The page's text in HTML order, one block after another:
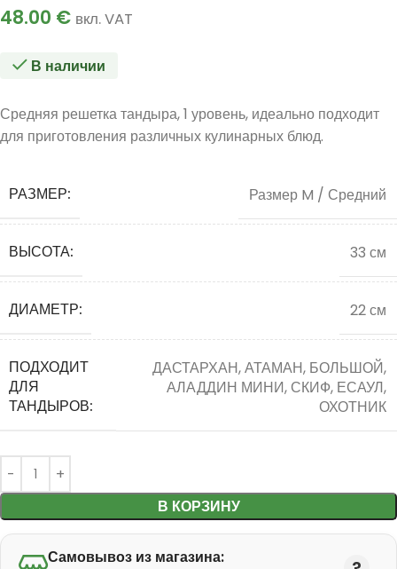
48.00 € вкл. VAT
В наличии
Средняя решетка тандыра, 1 уровень, идеально подходит
для приготовления различных кулинарных блюд.
РАЗМЕР: Размер M / Средний
ВЫСОТА: 33 см
ДИАМЕТР: 22 см
ПОДХОДИТ
ДЛЯ
ТАНДЫРОВ:
ДАСТАРХАН, АТАМАН, БОЛЬШОЙ,
АЛАДДИН МИНИ, СКИФ, ЕСАУЛ,
ОХОТНИК
В КОРЗИНУ
Самовывоз из магазина: